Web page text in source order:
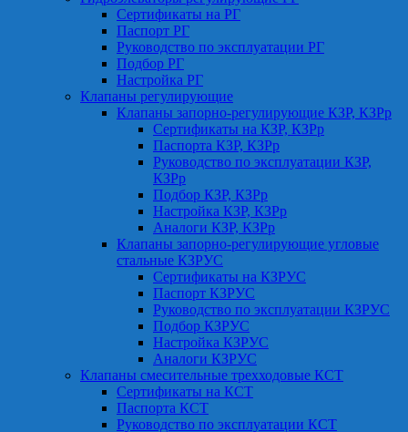
Сертификаты на РГ
Паспорт РГ
Руководство по эксплуатации РГ
Подбор РГ
Настройка РГ
Клапаны регулирующие
Клапаны запорно-регулирующие КЗР, КЗРр
Сертификаты на КЗР, КЗРр
Паспорта КЗР, КЗРр
Руководство по эксплуатации КЗР,
КЗРр
Подбор КЗР, КЗРр
Настройка КЗР, КЗРр
Аналоги КЗР, КЗРр
Клапаны запорно-регулирующие угловые
стальные КЗРУС
Сертификаты на КЗРУС
Паспорт КЗРУС
Руководство по эксплуатации КЗРУС
Подбор КЗРУС
Настройка КЗРУС
Аналоги КЗРУС
Клапаны смесительные трехходовые КСТ
Сертификаты на КСТ
Паспорта КСТ
Руководство по эксплуатации КСТ